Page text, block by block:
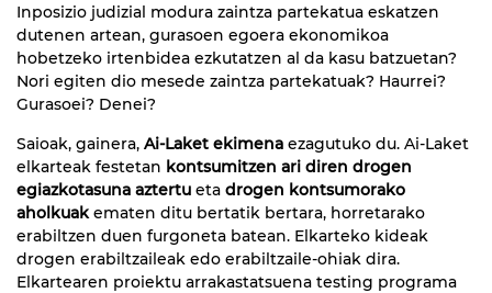
Inposizio judizial modura zaintza partekatua eskatzen
dutenen artean, gurasoen egoera ekonomikoa
hobetzeko irtenbidea ezkutatzen al da kasu batzuetan?
Nori egiten dio mesede zaintza partekatuak? Haurrei?
Gurasoei? Denei?
Saioak, gainera, Ai-Laket ekimena ezagutuko du. Ai-Laket
elkarteak festetan kontsumitzen ari diren drogen
egiazkotasuna aztertu eta drogen kontsumorako
aholkuakematen ditu bertatik bertara, horretarako
erabiltzen duen furgoneta batean. Elkarteko kideak
drogen erabiltzaileak edo erabiltzaile-ohiak dira.
Elkartearen proiektu arrakastatsuena testing programa